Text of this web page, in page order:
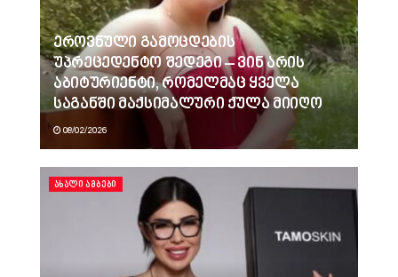
ეროვნული გამოცდების
უპრეცედენტო შედეგი – ვინ არის
აბიტურიენტი, რომელმაც ყველა
საგანში მაქსიმალური ქულა მიიღო
08/02/2026
ᲐᲮᲐᲚᲘ ᲐᲛᲑᲔᲑᲘ